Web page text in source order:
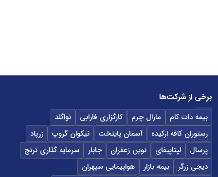
برخی از شرکت‌ها
بیمه دات کام مارال چرم کارگزاری فارابی
نواگلد
رستوران کافه ارکیده
آسمان پایتخت نیکوان گروپ
زرپاد
پرسال
لپتاپیفای نوین زعفران جابار
سرمایه گذاری ترنج
دیجی زرگر
بیمه بازار
هواپیمایی سپهران